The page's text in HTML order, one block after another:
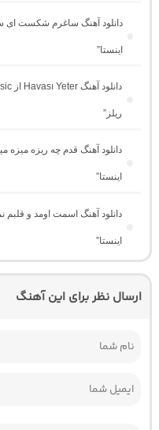
دانلود آهنگ ساغرم شکست ای
اینستا”
ریلز”
دانلود آهنگ ﻗﺪم ﭼﻪ رﻳﺰه ﻣﻴﺰه
اینستا”
دانلود آهنگ اسمت اومد و قلبم
اینستا”
ارسال نظر برای این آهنگ